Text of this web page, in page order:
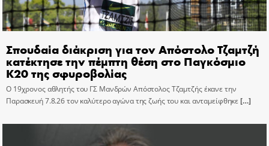
Σπουδαία διάκριση για τον Απόστολο Τζαμτζή
κατέκτησε την πέμπτη θέση στο Παγκόσμιο
Κ20 της σφυροβολίας
Ο 19χρονος αθλητής του ΓΣ Μανδρών Απόστολος Τζαμτζής έκανε την
Παρασκευή 7.8.26 τον καλύτερο αγώνα της ζωής του και ανταμείφθηκε[…]